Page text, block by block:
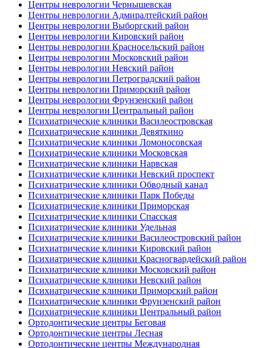
Центры неврологии Чернышевская
Центры неврологии Адмиралтейский район
Центры неврологии Выборгский район
Центры неврологии Кировский район
Центры неврологии Красносельский район
Центры неврологии Московский район
Центры неврологии Невский район
Центры неврологии Петроградский район
Центры неврологии Приморский район
Центры неврологии Фрунзенский район
Центры неврологии Центральный район
Психиатрические клиники Василеостровская
Психиатрические клиники Девяткино
Психиатрические клиники Ломоносовская
Психиатрические клиники Московская
Психиатрические клиники Нарвская
Психиатрические клиники Невский проспект
Психиатрические клиники Обводный канал
Психиатрические клиники Парк Победы
Психиатрические клиники Приморская
Психиатрические клиники Спасская
Психиатрические клиники Удельная
Психиатрические клиники Василеостровский район
Психиатрические клиники Кировский район
Психиатрические клиники Красногвардейский район
Психиатрические клиники Московский район
Психиатрические клиники Невский район
Психиатрические клиники Приморский район
Психиатрические клиники Фрунзенский район
Психиатрические клиники Центральный район
Ортодонтические центры Беговая
Ортодонтические центры Лесная
Ортодонтические центры Международная